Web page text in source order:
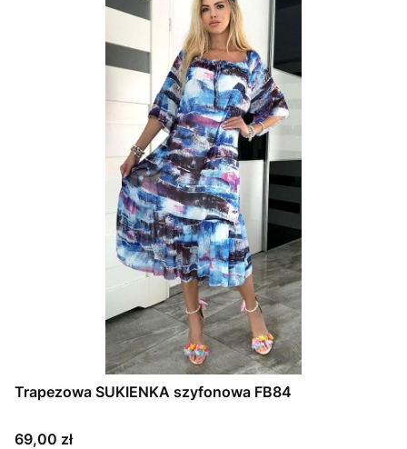
Trapezowa SUKIENKA szyfonowa FB84
Cena
69,00 zł